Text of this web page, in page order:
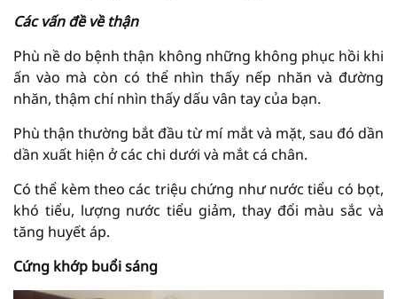
Các vấn đề về thận
Phù nề do bệnh thận không những không phục hồi khi
ấn vào mà còn có thể nhìn thấy nếp nhăn và đường
nhăn, thậm chí nhìn thấy dấu vân tay của bạn.
Phù thận thường bắt đầu từ mí mắt và mặt, sau đó dần
dần xuất hiện ở các chi dưới và mắt cá chân.
Có thể kèm theo các triệu chứng như nước tiểu có bọt,
khó tiểu, lượng nước tiểu giảm, thay đổi màu sắc và
tăng huyết áp.
Cứng khớp buổi sáng